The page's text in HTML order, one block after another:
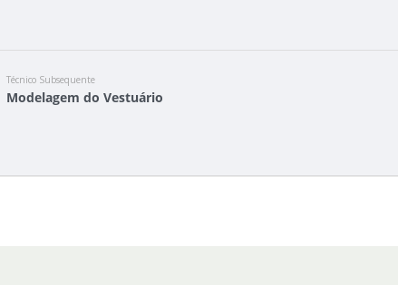
Técnico Subsequente
Modelagem do Vestuário